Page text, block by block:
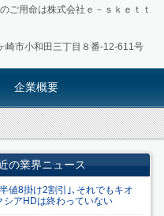
ご用命は株式会社ｅ－ｓｋｅｔｔ
崎市小和田三丁目８番-12-611号
企業概要
の業界ニュース
値8掛け2割引｣､それでもキオ
シアHDは終わっていない